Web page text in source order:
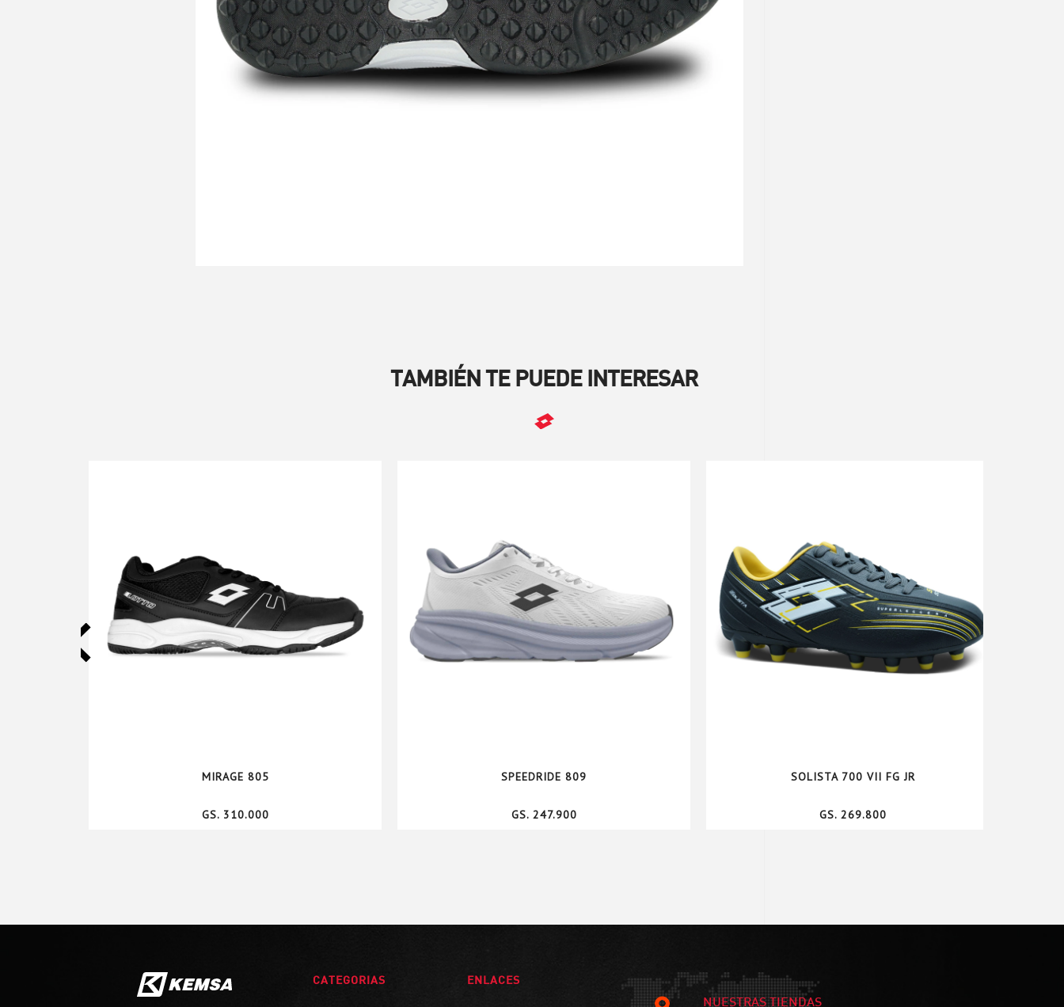
TAMBIÉN TE PUEDE INTERESAR
MIRAGE 805
GS. 310.000
SPEEDRIDE 809
GS. 247.900
SOLISTA 700 VII FG JR
GS. 269.800
CATEGORIAS ENLACES
NUESTRAS TIENDAS